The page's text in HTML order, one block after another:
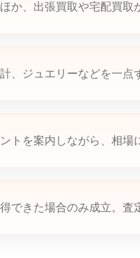
か、出張買取や宅配買取
、ジュエリーなどを一点
トを案内しながら、相場
できた場合のみ成立。査